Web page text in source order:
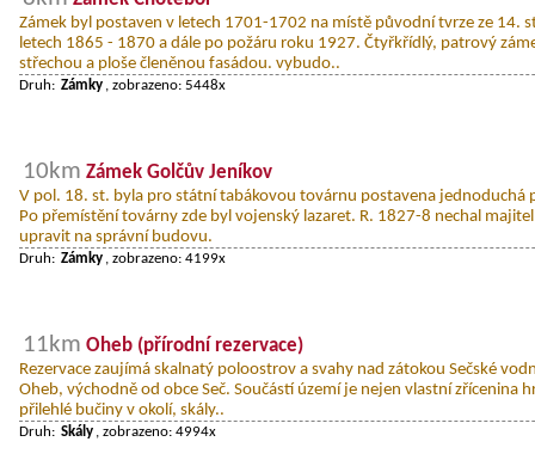
Zámek byl postaven v letech 1701-1702 na místě původní tvrze ze 14.
letech 1865 - 1870 a dále po požáru roku 1927. Čtyřkřídlý, patrový
střechou a ploše členěnou fasádou. vybudo..
Druh: Zámky , zobrazeno: 5448x
10km Zámek Golčův Jeníkov
V pol. 18. st. byla pro státní tabákovou továrnu postavena jednoduchá
Po přemístění továrny zde byl vojenský lazaret. R. 1827-8 nechal
upravit na správní budovu.
Druh: Zámky , zobrazeno: 4199x
11km Oheb (přírodní rezervace)
Rezervace zaujímá skalnatý poloostrov a svahy nad zátokou Sečské
Oheb, východně od obce Seč. Součástí území je nejen vlastní zřícenina
přilehlé bučiny v okolí, skály..
Druh: Skály , zobrazeno: 4994x